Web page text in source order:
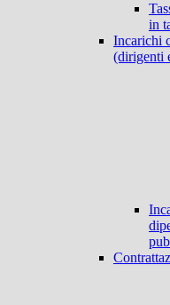
in
Incarichi
(dirigenti